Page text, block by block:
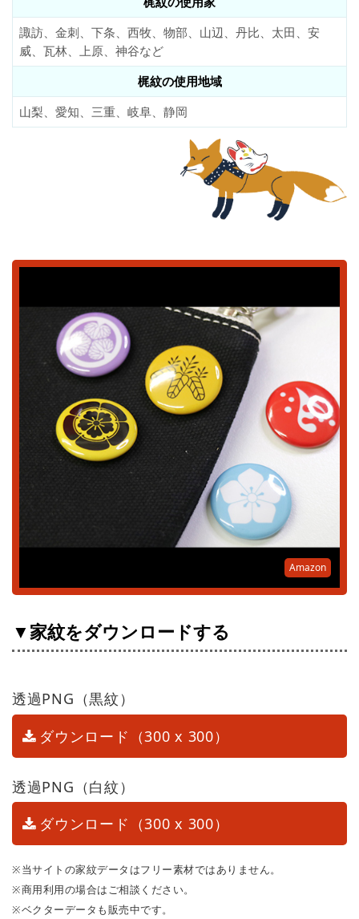
諏訪、金刺、下条、西牧、物部、山辺、丹比、太田、安
威、瓦林、上原、神谷など
梶紋の使用地域
山梨、愛知、三重、岐阜、静岡
Amazon
▼家紋をダウンロードする
透過PNG（黒紋）
ダウンロード（300 x 300）
透過PNG（白紋）
ダウンロード（300 x 300）
※当サイトの家紋データはフリー素材ではありません。
※商用利用の場合はご相談ください。
※ベクターデータも販売中です。